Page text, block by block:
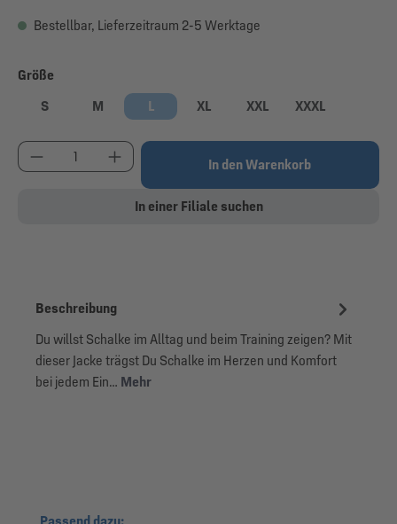
Bestellbar, Lieferzeitraum 2-5 Werktage
Größe
S
M L XL XXL XXXL
Produkt Anzahl: Gib den gewünschten Wert ein
In den Warenkorb
In einer Filiale suchen
Beschreibung
Du willst Schalke im Alltag und beim Training zeigen? Mit
dieser Jacke trägst Du Schalke im Herzen und Komfort
bei jedem Ein… Mehr
Produktgalerie überspringen
Passend dazu: